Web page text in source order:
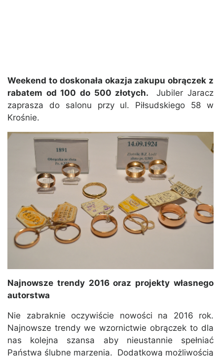
Weekend to doskonała okazja zakupu obrączek z
rabatem od 100 do 500 złotych.
Jubiler Jaracz
zaprasza do salonu przy ul. Piłsudskiego 58 w
Krośnie.
Najnowsze trendy 2016 oraz projekty własnego
autorstwa
Nie zabraknie oczywiście nowości na 2016 rok.
Najnowsze trendy we wzornictwie obrączek to dla
nas kolejna szansa aby nieustannie spełniać
Państwa ślubne marzenia. Dodatkową możliwością